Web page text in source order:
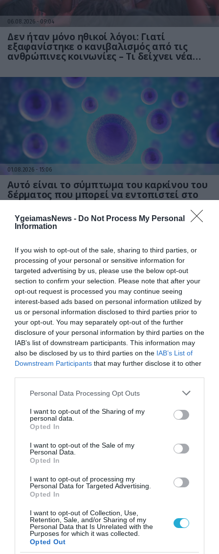
YgeiamasNews - Do Not Process My Personal
Information
If you wish to opt-out of the sale, sharing to third parties, or
processing of your personal or sensitive information for
targeted advertising by us, please use the below opt-out
section to confirm your selection. Please note that after your
opt-out request is processed you may continue seeing
interest-based ads based on personal information utilized by
us or personal information disclosed to third parties prior to
your opt-out. You may separately opt-out of the further
disclosure of your personal information by third parties on the
IAB’s list of downstream participants. This information may
also be disclosed by us to third parties on the IAB’s List of
Downstream Participants that may further disclose it to other
Please note that this website/app uses one or more Google
not limited to your visit or usage behaviour. You may click to
grant or deny consent to Google and its third-party tags to
use your data for below specified purposes in below Google
consent section.
Personal Data Processing Opt Outs
I want to opt-out of the Sharing of my
personal data.
Opted In
I want to opt-out of the Sale of my
Personal Data.
Opted In
I want to opt-out of processing my
Personal Data for Targeted Advertising.
Opted In
I want to opt-out of Collection, Use,
Retention, Sale, and/or Sharing of my
Personal Data that Is Unrelated with the
Purposes for which it was collected.
Opted Out
06.08.2026 09:04
Δεν ήταν μόνο ηθικοί λόγοι: Γιατί
εξαφανίστηκε ο κανιβαλισμός από τις
ανθρώπινες κοινωνίες – Τι δείχνει νέα
01.08.2026 15:06
Αυτό είναι το σύμπτωμα του καρκίνου του
δέρματος που μπορεί να εντοπιστεί στο
01.08.2026
Ξυπνάτε και σέρνεστε από την κούραση;
8+1 απλές κινήσεις για περισσότερη
ενέργεια από το πρωί
Το σημάδι στο πόδι που μπορεί να κρύβει
θρόμβωση